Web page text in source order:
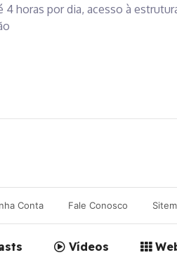
4 horas por dia, acesso à
Conta Fale Conosco
Vídeos